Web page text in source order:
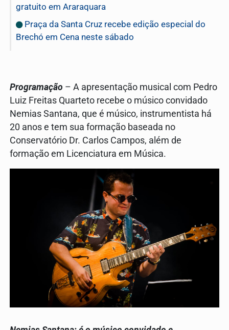
gratuito em Araraquara
Praça da Santa Cruz recebe edição especial do
Brechó em Cena neste sábado
Programação – A apresentação musical com Pedro
Luiz Freitas Quarteto recebe o músico convidado
Nemias Santana, que é músico, instrumentista há
20 anos e tem sua formação baseada no
Conservatório Dr. Carlos Campos, além de
formação em Licenciatura em Música.